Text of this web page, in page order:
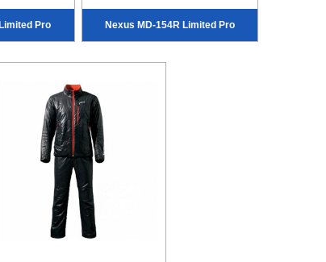
Pro Nexus MD-154R Limited Pro